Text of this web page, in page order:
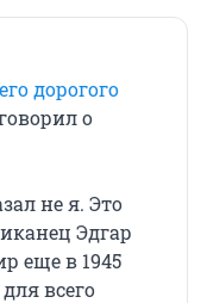
дорогого
о
не я. Это
Эдгар
еще в 1945
всего